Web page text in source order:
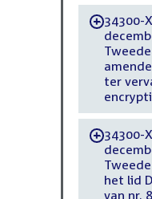
-34300-
ter
-34300-
het lid
van nr.